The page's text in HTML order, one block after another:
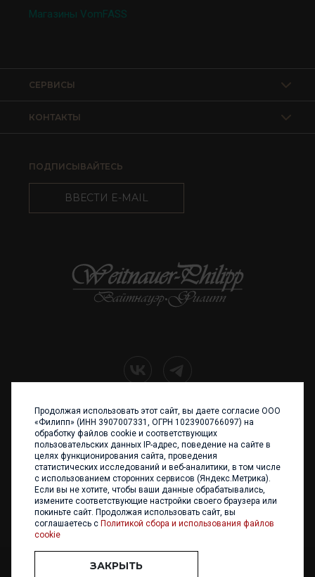
Магазины VomFASS
КОНТАКТЫ
СЕРВИСЫ
ПОДПИСЫВАЙТЕСЬ
ВВЕСТИ E-MAIL
+7 (4012) 960 898
236017 Калининград,
ул. Каштановая аллея, 47
Телефон: +7 4012 960 898,
+7 4012 960 856
Написать нам
ООО «ФИЛИПП» © 2013 - 2026. Все права защищены
Продолжая использовать этот сайт, вы даете согласие ООО
«Филипп» (ИНН 3907007331, ОГРН 1023900766097) на
обработку файлов cookie и соответствующих
пользовательских данных IP-адрес, поведение на сайте в
целях функционирования сайта, проведения
статистических исследований и веб-аналитики, в том числе
с использованием сторонних сервисов (Яндекс.Метрика).
Если вы не хотите, чтобы ваши данные обрабатывались,
измените соответствующие настройки своего браузера или
покиньте сайт. Продолжая использовать сайт, вы
соглашаетесь с Политикой сбора и использования файлов
cookie
ЗАКРЫТЬ